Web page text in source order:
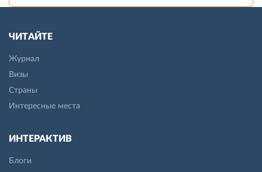
ЧИТАЙТЕ
Журнал
Визы
Страны
Интересные места
ИНТЕРАКТИВ
Блоги